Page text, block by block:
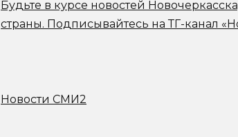
Будьте в курсе новостей
страны. Подписывайтесь на ТГ-канал
Новости СМИ2